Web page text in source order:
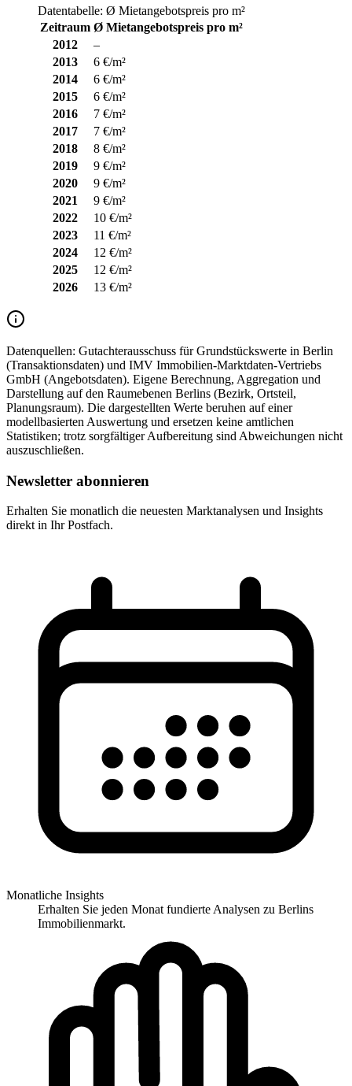
Datentabelle: Ø Mietangebotspreis pro m²
Zeitraum Ø Mietangebotspreis pro m²
2012
–
2013
6 €/m²
2014
6 €/m²
2015
6 €/m²
2016
7 €/m²
2017
7 €/m²
2018
8 €/m²
2019
9 €/m²
2020
9 €/m²
2021
9 €/m²
2022
10 €/m²
2023
11 €/m²
2024
12 €/m²
2025
12 €/m²
2026
13 €/m²
Datenquellen: Gutachterausschuss für Grundstückswerte in Berlin
(Transaktionsdaten) und IMV Immobilien-Marktdaten-Vertriebs
GmbH (Angebotsdaten). Eigene Berechnung, Aggregation und
Darstellung auf den Raumebenen Berlins (Bezirk, Ortsteil,
Planungsraum). Die dargestellten Werte beruhen auf einer
modellbasierten Auswertung und ersetzen keine amtlichen
Statistiken; trotz sorgfältiger Aufbereitung sind Abweichungen nicht
auszuschließen.
Newsletter abonnieren
Erhalten Sie monatlich die neuesten Marktanalysen und Insights
direkt in Ihr Postfach.
Monatliche Insights
Erhalten Sie jeden Monat fundierte Analysen zu Berlins
Immobilienmarkt.